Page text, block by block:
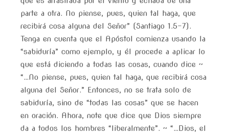
parte a otra. No piense, pues, quien tal haga, que
recibirá cosa alguna del Señor” (Santiago 1.5-7).
Tenga en cuenta que el Apóstol comienza usando la
“sabiduría” como ejemplo, y él procede a aplicar lo
que está diciendo a todas las cosas, cuando dice ~
“…No piense, pues, quien tal haga, que recibirá cosa
alguna del Señor.” Entonces, no se trata solo de
sabiduría, sino de “todas las cosas” que se hacen
en oración. Ahora, note que dice que Dios siempre
da a todos los hombres “liberalmente”. ~ “…Dios, el